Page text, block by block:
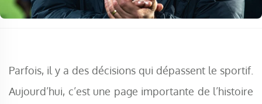
Parfois, il y a des décisions qui dépassent le sportif.
Aujourd’hui, c’est une page importante de l’histoire